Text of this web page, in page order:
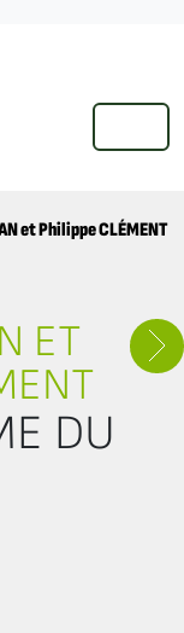
MENU
et Philippe CLÉMENT
ET
DU